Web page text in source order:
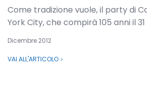
Come tradizione vuole, il party di
York City, che compirà 105 anni il
Dicembre 2012
VAI ALL'ARTICOLO